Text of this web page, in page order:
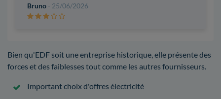
Bruno - 25/06/2026
Bien qu'EDF soit une entreprise historique, elle présente des
forces et des faiblesses tout comme les autres fournisseurs.
Important choix d'offres électricité